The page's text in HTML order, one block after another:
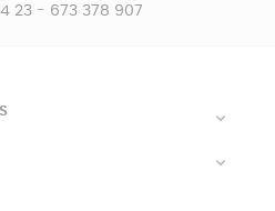
23- 673 378 907

